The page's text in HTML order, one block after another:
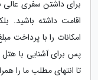
امکانات را با پرداخت
پس برای آشنایی با
تا انتهای مطلب ما را